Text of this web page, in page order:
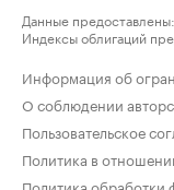
Данные предоставлены:
Индексы облигаций
Информация об
О соблюдении
Пользовательское
Политика в
Политика обработки